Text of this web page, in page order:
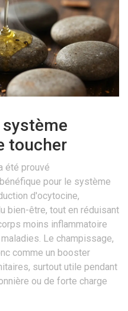
toucher
été prouvé
pour le système
d'ocytocine,
bien-être, tout en réduisant
moins inflammatoire
Le champissage,
comme un booster
surtout utile pendant
ou de forte charge